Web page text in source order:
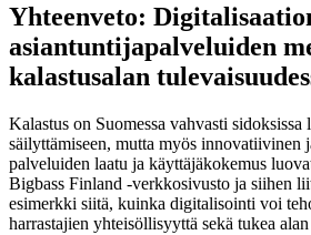
Yhteenveto:
asiantuntijapalveluiden
kalastusalan
Kalastus on Suomessa vahvasti
säilyttämiseen, mutta myös innovatiivinen
palveluiden laatu ja käyttäjäkokemus
Bigbass Finland -verkkosivusto ja siihen
esimerkki siitä, kuinka digitalisointi voi
harrastajien yhteisöllisyyttä sekä tukea